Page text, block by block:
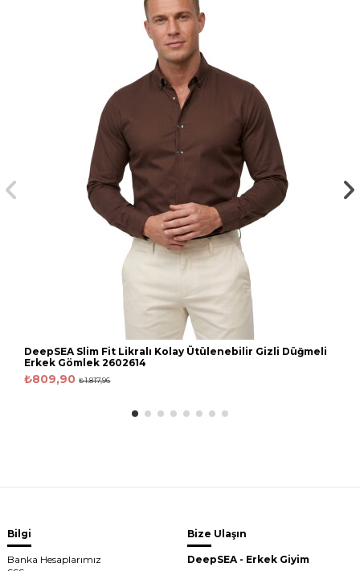
DeepSEA Slim Fit Likralı Kolay Ütülenebilir Gizli Düğmeli
Erkek Gömlek 2602614
₺809,90₺1.817,96
Bilgi
Banka Hesaplarımız
Bize Ulaşın
DeepSEA - Erkek Giyim